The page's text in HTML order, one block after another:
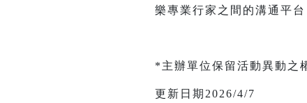
樂專業行家之間的溝通平
*主辦單位保留活動異動之
更新日期2026/4/7